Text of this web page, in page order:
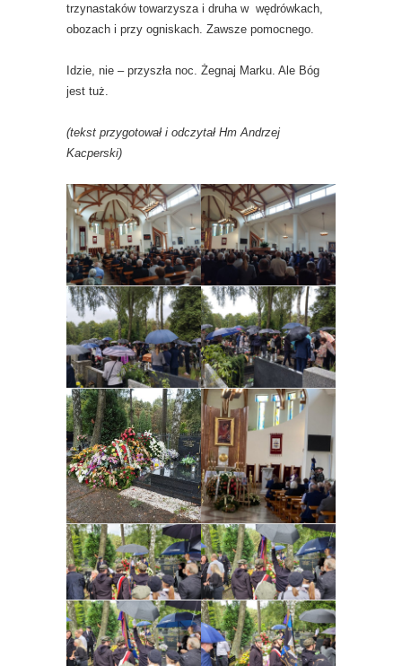
trzynastaków towarzysza i druha w wędrówkach,
obozach i przy ogniskach. Zawsze pomocnego.
Idzie, nie – przyszła noc. Żegnaj Marku. Ale Bóg
jest tuż.
(tekst przygotował i odczytał Hm Andrzej
Kacperski)